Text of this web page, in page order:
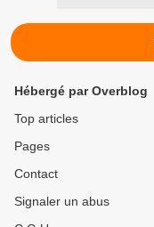
Hébergé par Overblog
Top articles
Pages
Contact
Signaler un abus